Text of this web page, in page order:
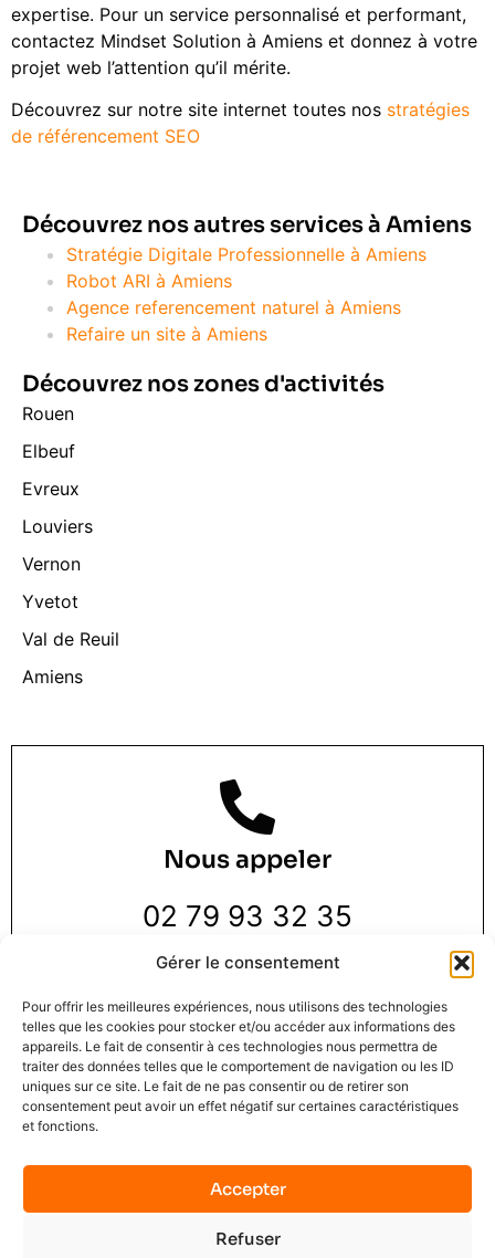
Gérer le consentement
Pour offrir les meilleures expériences, nous utilisons des technologies
telles que les cookies pour stocker et/ou accéder aux informations des
appareils. Le fait de consentir à ces technologies nous permettra de
traiter des données telles que le comportement de navigation ou les ID
uniques sur ce site. Le fait de ne pas consentir ou de retirer son
consentement peut avoir un effet négatif sur certaines caractéristiques
et fonctions.
Accepter
Refuser
expertise. Pour un service personnalisé et performant,
contactez Mindset Solution à Amiens et donnez à votre
projet web l’attention qu’il mérite.
Découvrez sur notre site internet toutes nos stratégies
de référencement SEO
Découvrez nos autres services à Amiens
Stratégie Digitale Professionnelle à Amiens
Robot ARI à Amiens
Agence referencement naturel à Amiens
Refaire un site à Amiens
Découvrez nos zones d'activités
Rouen
Elbeuf
Evreux
Louviers
Vernon
Yvetot
Val de Reuil
Amiens
Nous appeler
02 79 93 32 35
Nous trouver
3 Rue de la Pie 1 er étage,
76000 Rouen